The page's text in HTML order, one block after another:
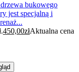
bukowego
jest specjalną i
450,00złAktualna cena